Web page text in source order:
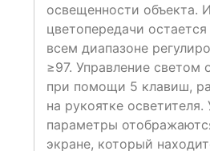
освещенности объекта.
цветопередачи
всем диапазоне
≥97. Управление светом
при помощи 5 клавиш,
на рукоятке
параметры
экране, который